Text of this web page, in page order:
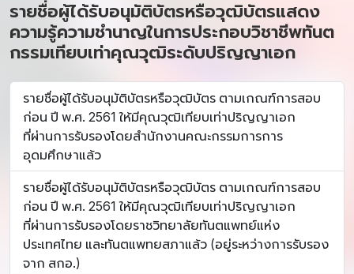
รายชื่อผู้ได้รับอนุมัติบัตรหรือวุฒิบัตรแสดง
ความรู้ความชำนาญในการประกอบวิชาชีพทันต
กรรมเทียบเท่าคุณวุฒิระดับปริญญาเอก
รายชื่อผู้ได้รับอนุมัติบัตรหรือวุฒิบัตร ตามเกณฑ์การสอบ
ก่อน ปี พ.ศ. 2561 ให้มีคุณวุฒิเทียบเท่าปริญญาเอก
ที่ผ่านการรับรองโดยสำนักงานคณะกรรมการการ
อุดมศึกษาแล้ว
รายชื่อผู้ได้รับอนุมัติบัตรหรือวุฒิบัตร ตามเกณฑ์การสอบ
ก่อน ปี พ.ศ. 2561 ให้มีคุณวุฒิเทียบเท่าปริญญาเอก
ที่ผ่านการรับรองโดยราชวิทยาลัยทันตแพทย์แห่ง
ประเทศไทย และทันตแพทยสภาแล้ว (อยู่ระหว่างการรับรอง
จาก สกอ.)